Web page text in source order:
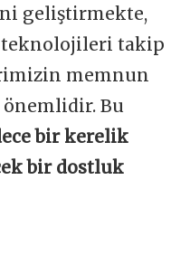
geliştirmekte,
teknolojileri takip
memnun
Bu
bir kerelik
bir dostluk